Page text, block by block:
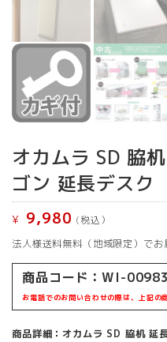
オカムラ SD 脇
ゴン 延長デスク
¥ 9,980 (税込）
法人様送料無料（地域限定）でお
商品コード：WI-00983
お電話でのお問い合わせの際は、上記の
商品詳細：オカムラ SD 脇机 延